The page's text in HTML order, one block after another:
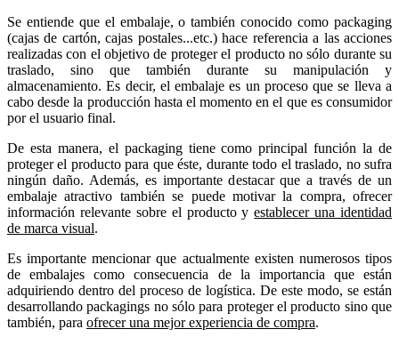
Se entiende que el embalaje, o también conocido como packaging
(cajas de cartón, cajas postales...etc.) hace referencia a las acciones
realizadas con el objetivo de proteger el producto no sólo durante su
traslado, sino que también durante su manipulación y
almacenamiento. Es decir, el embalaje es un proceso que se lleva a
cabo desde la producción hasta el momento en el que es consumidor
por el usuario final.
De esta manera, el packaging tiene como principal función la de
proteger el producto para que éste, durante todo el traslado, no sufra
ningún daño. Además, es importante destacar que a través de un
embalaje atractivo también se puede motivar la compra, ofrecer
información relevante sobre el producto yestablecer una identidad
de marca visual.
Es importante mencionar que actualmente existen numerosos tipos
de embalajes como consecuencia de la importancia que están
adquiriendo dentro del proceso de logística. De este modo, se están
desarrollando packagings no sólo para proteger el producto sino que
también, para ofrecer una mejor experiencia de compra.